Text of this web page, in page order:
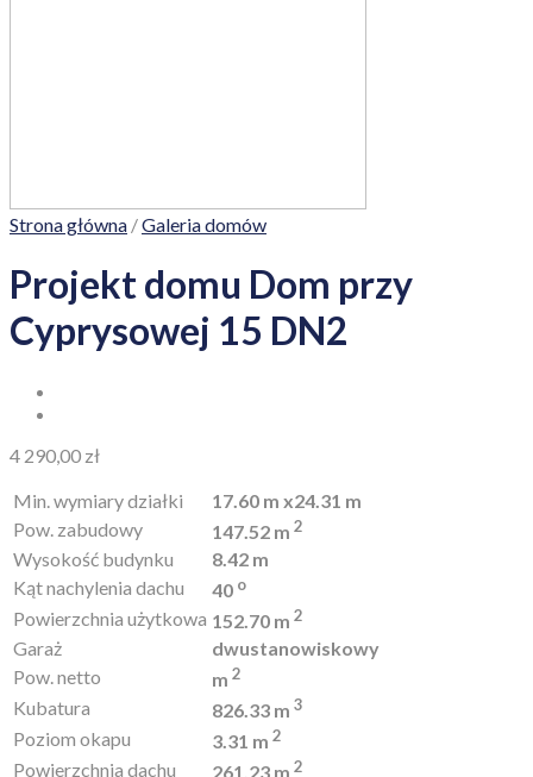
Strona główna /Galeria domów
Projekt domu Dom przy
Cyprysowej 15 DN2
4 290,00 zł
Min. wymiary działki
17.60 m x24.31 m
Pow. zabudowy
147.52 m 2
Wysokość budynku
8.42 m
Kąt nachylenia dachu
40 o
Powierzchnia użytkowa 152.70 m 2
Garaż
dwustanowiskowy
Pow. netto
m 2
Kubatura 826.33 m 3
Poziom okapu 3.31 m 2
Powierzchnia dachu 261.23 m 2